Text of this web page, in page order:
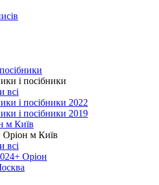
і посібники
всі
і посібники 2022
і посібники 2019
м Київ
Оріон м Київ
всі
Оріон